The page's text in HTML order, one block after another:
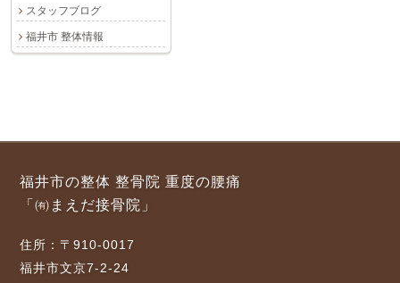
スタッフブログ
福井市 整体情報
福井市の整体 整骨院 重度の腰痛
「㈲まえだ接骨院」
住所：〒910-0017
福井市文京7-2-24